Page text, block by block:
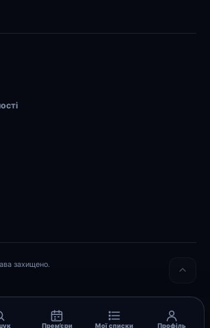
Прем’єри Мої списки Профіль
захищено.